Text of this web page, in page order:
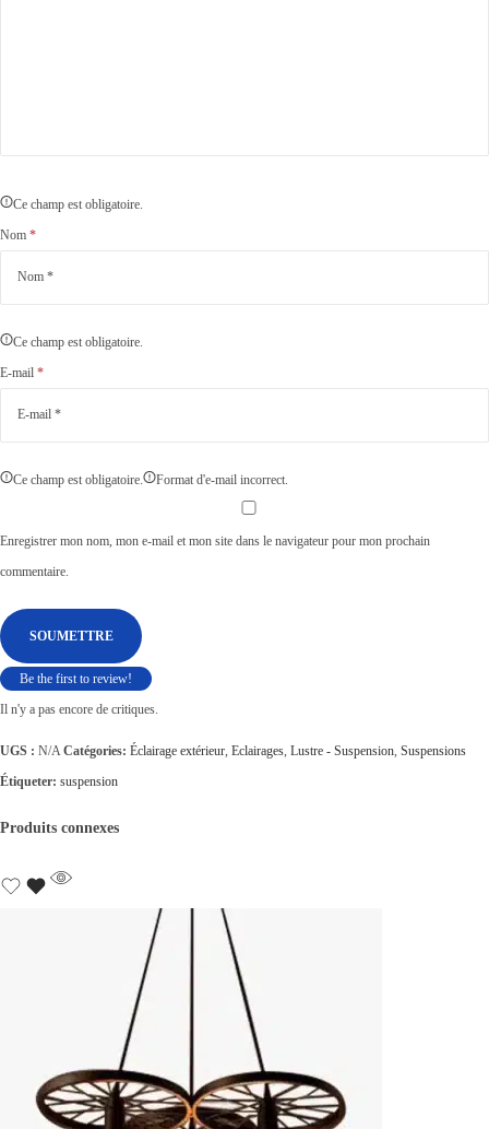
Ce champ est obligatoire.
Nom *
Ce champ est obligatoire.
E-mail *
Ce champ est obligatoire. Format d'e-mail incorrect.
Enregistrer mon nom, mon e-mail et mon site dans le navigateur pour mon prochain
commentaire.
Be the first to review!
Il n'y a pas encore de critiques.
UGS : N/A Catégories: Éclairage extérieur Eclairages Lustre - Suspension Suspensions
Étiqueter: suspension
Produits connexes